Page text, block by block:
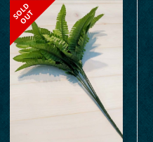
S
O
L
D
O
U
T